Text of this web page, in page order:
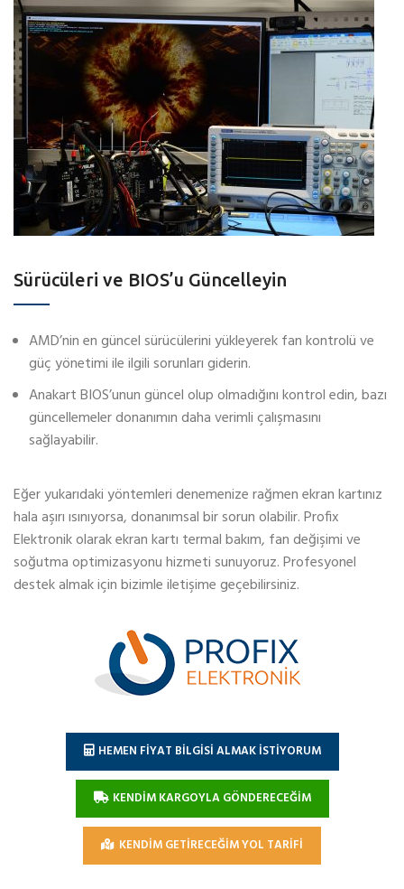
Sürücüleri ve BIOS’u Güncelleyin
AMD’nin en güncel sürücülerini yükleyerek fan kontrolü ve
güç yönetimi ile ilgili sorunları giderin.
Anakart BIOS’unun güncel olup olmadığını kontrol edin, bazı
güncellemeler donanımın daha verimli çalışmasını
sağlayabilir.
Eğer yukarıdaki yöntemleri denemenize rağmen ekran kartınız
hala aşırı ısınıyorsa, donanımsal bir sorun olabilir. Profix
Elektronik olarak ekran kartı termal bakım, fan değişimi ve
soğutma optimizasyonu hizmeti sunuyoruz. Profesyonel
destek almak için bizimle iletişime geçebilirsiniz.
HEMEN FİYAT BİLGİSİ ALMAK İSTİYORUM
KENDİM KARGOYLA GÖNDERECEĞİM
KENDİM GETİRECEĞİM YOL TARİFİ